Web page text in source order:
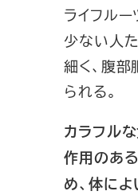
ライフル
少ない人
細く、腹
られる。
カラフル
作用のあ
め、体に